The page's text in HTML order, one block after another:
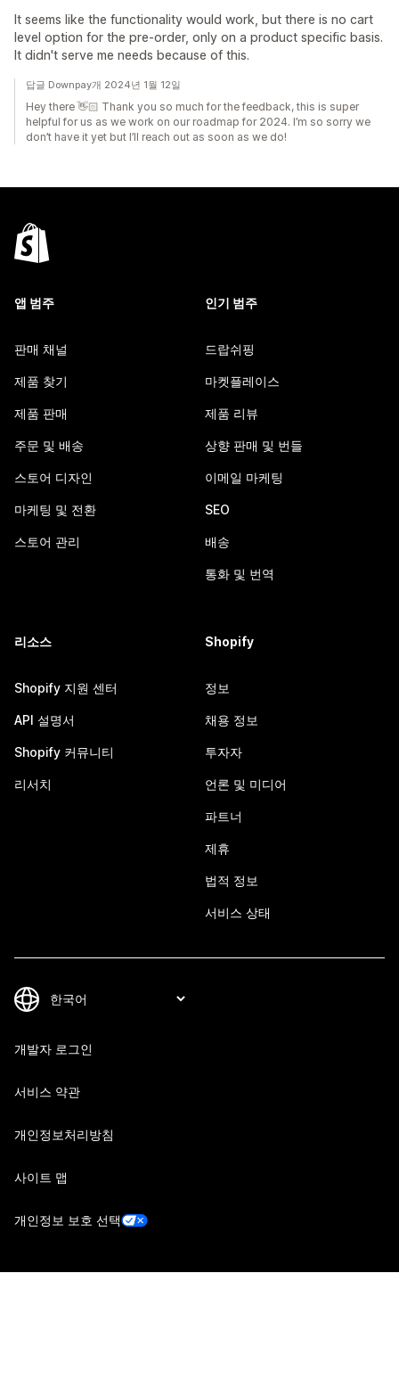
It seems like the functionality would work, but there is no cart
level option for the pre-order, only on a product specific basis.
It didn't serve me needs because of this.
답글 Downpay개 2024년 1월 12일
Hey there 👋🏻 Thank you so much for the feedback, this is super
helpful for us as we work on our roadmap for 2024. I’m so sorry we
don’t have it yet but I’ll reach out as soon as we do!
앱 범주
판매 채널
제품 찾기
제품 판매
주문 및 배송
스토어 디자인
마케팅 및 전환
스토어 관리
인기 범주
드랍쉬핑
마켓플레이스
제품 리뷰
상향 판매 및 번들
이메일 마케팅
SEO
배송
통화 및 번역
리소스
Shopify 지원 센터
API 설명서
Shopify 커뮤니티
리서치
Shopify
정보
채용 정보
투자자
언론 및 미디어
파트너
제휴
법적 정보
서비스 상태
개발자 로그인
서비스 약관
개인정보처리방침
사이트 맵
개인정보 보호 선택